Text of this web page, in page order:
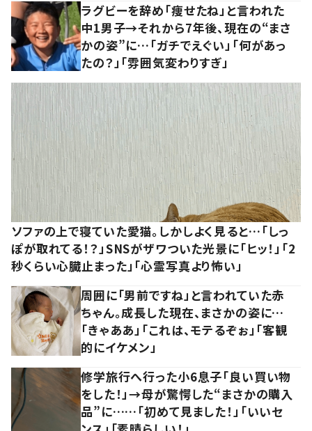
ラグビーを辞め「痩せたね」と言われた
中1男子→それから7年後、現在の“まさ
かの姿”に…「ガチでえぐい」「何があっ
たの？」「雰囲気変わりすぎ」
ソファの上で寝ていた愛猫。しかしよく見ると…「しっ
ぽが取れてる！？」SNSがザワついた光景に「ヒッ！」「2
秒くらい心臓止まった」「心霊写真より怖い」
周囲に「男前ですね」と言われていた赤
ちゃん。成長した現在、まさかの姿に…
「きゃああ」「これは、モテるぞぉ」「客観
的にイケメン」
修学旅行へ行った小6息子「良い買い物
をした！」→母が驚愕した“まさかの購入
品”に……「初めて見ました！」「いいセ